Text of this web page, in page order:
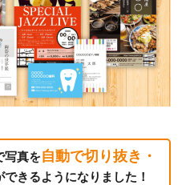
写真を自動で切り抜き・
できるようになりました！